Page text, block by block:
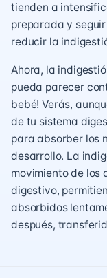
tienden a
preparada y
reducir la
Ahora, la
pueda parecer
bebé! Verás,
de tu sistema
para absorber los
desarrollo. La
movimiento de los
digestivo,
absorbidos
después,